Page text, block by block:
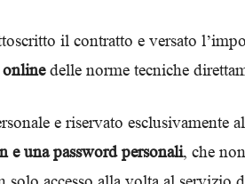
il contratto e versato
onlinedelle norme tecniche
e riservato
e una password personali, che